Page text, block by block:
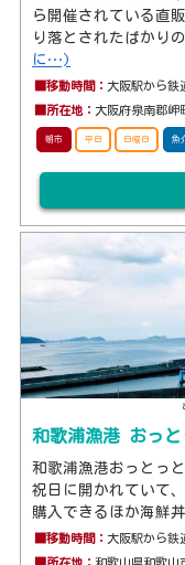
ら開催されている直
り落とされたばかり
に…)
■移動時間： 大阪駅から鉄
■所在地： 大阪府泉南郡岬
朝市 平日 日曜日 魚
和歌浦漁港 おっと
和歌浦漁港おっとっ
祝日に開かれていて
購入できるほか海鮮
■移動時間： 大阪駅から鉄
■所在地： 和歌山県和歌山